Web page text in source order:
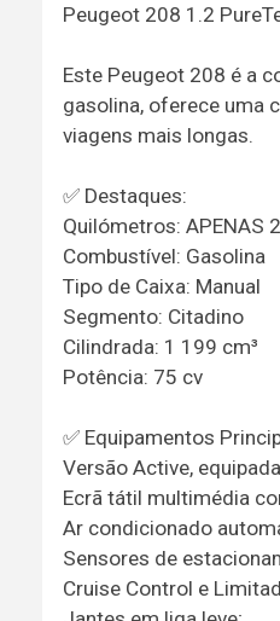
Peugeot 208 1.2
Este Peugeot 208 é a
gasolina, oferece uma
viagens mais longas.
✅ Destaques:
Quilómetros: APENAS
Combustível: Gasolina
Tipo de Caixa: Manual
Segmento: Citadino
Cilindrada: 1 199 cm³
Potência: 75 cv
✅ Equipamentos
Versão Active,
Ecrã tátil multimédia
Ar condicionado
Sensores de
Cruise Control e